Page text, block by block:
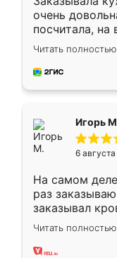
очень
посчитала, на
Замерщик
делу со всей
за день,
Читать полностью
Игорь
6
На самом
раз
заказывал
ребёнка при
заказал
хорошее
Читать полностью